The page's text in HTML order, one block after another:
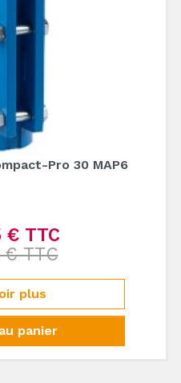
Pro 30 MAP6
€ TTCPrix de base
€ TTCPrix
plus
panier